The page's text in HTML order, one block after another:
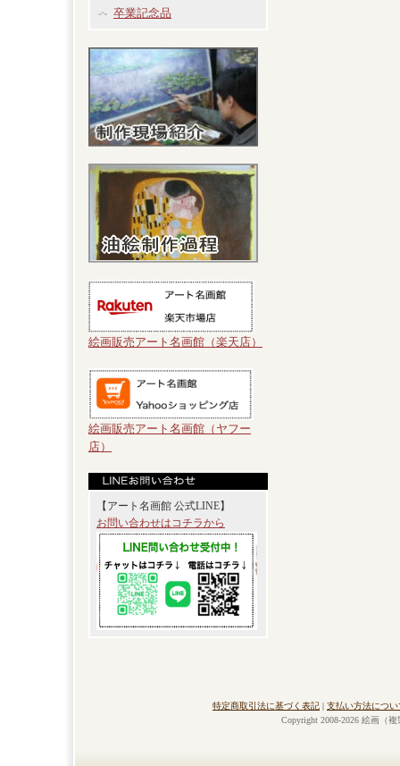
卒業記念品
絵画販売アート名画館（楽天店）
絵画販売アート名画館（ヤフー
店）
【アート名画館 公式LINE】
お問い合わせはコチラから
特定商取引法に基づく表記 | 支払い方法につい
Copyright 2008-2026 絵画（